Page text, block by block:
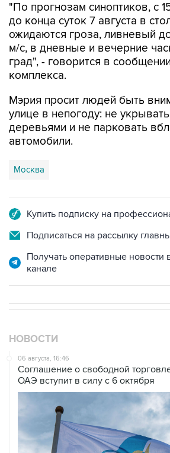
"По прогнозам синоптиков, с
до конца суток 7 августа в
ожидаются гроза, ливневый
м/с, в дневные и вечерние
град", - говорится в
комплекса.
Мэрия просит людей быть
улице в непогоду: не
деревьями и не парковать
автомобили.
Москва
Купить подписку на
Подписаться на рассылку
Получать оперативные
канале
НОВОСТИ
06 августа, 16:46
Соглашение о свободной
ОАЭ вступит в силу с 6 октября